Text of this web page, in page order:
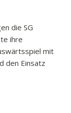
die SG
ihre
mit
den Einsatz